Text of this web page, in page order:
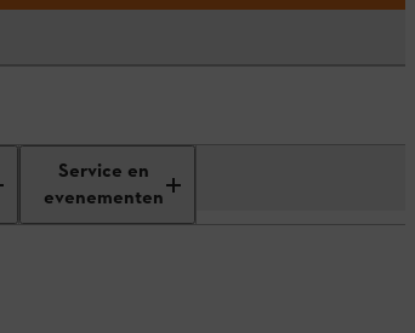
Service en
evenementen